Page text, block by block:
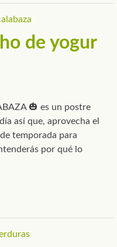
de yogur
🎃 es un postre
así que, aprovecha el
temporada para
por qué lo